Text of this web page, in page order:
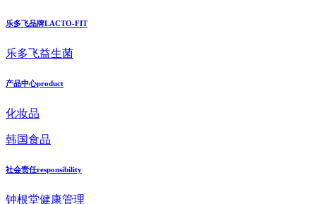
乐多飞品牌LACTO-FIT
乐多飞益生菌
产品中心product
化妆品
韩国食品
社会责任responsibility
钟根堂健康管理